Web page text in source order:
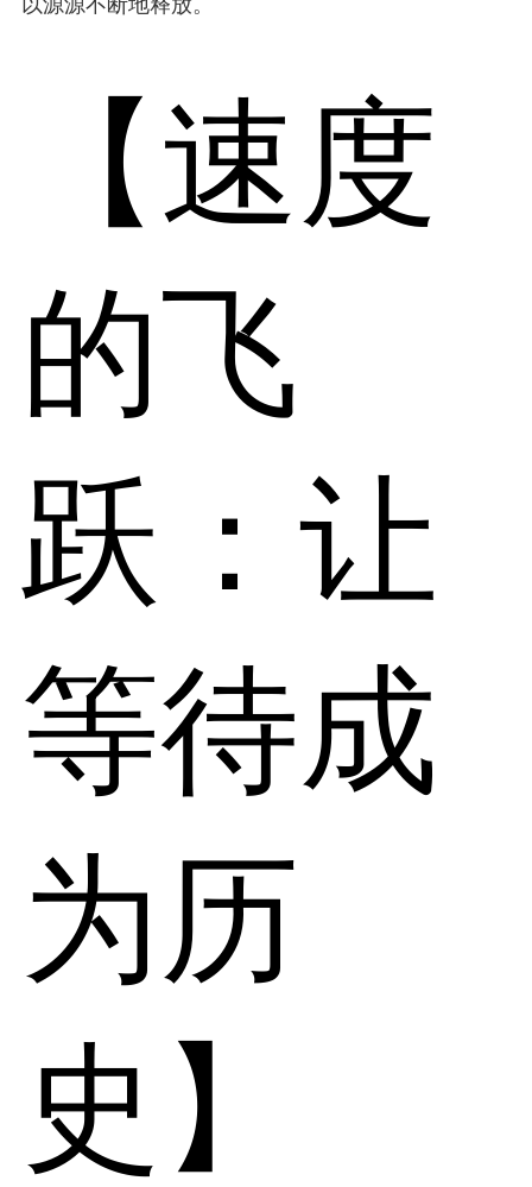
【速度
的飞
跃：让
等待成
为历
史】